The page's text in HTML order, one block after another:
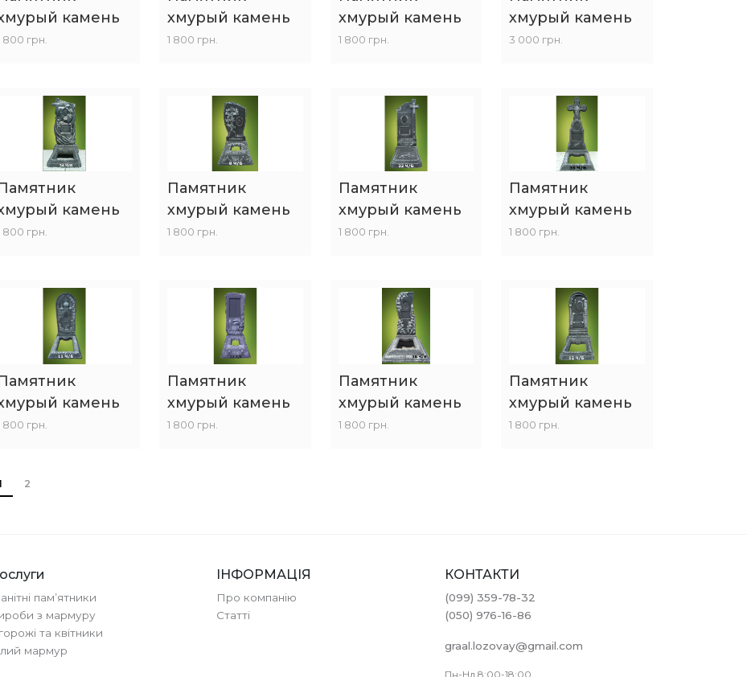
камень
800 грн.
хмурый камень
1 800 грн.
хмурый камень
1 800 грн.
хмурый камень
3 000 грн.
камень
800 грн.
Памятник
хмурый камень
1 800 грн.
Памятник
хмурый камень
1 800 грн.
Памятник
хмурый камень
1 800 грн.
камень
800 грн.
Памятник
хмурый камень
1 800 грн.
Памятник
хмурый камень
1 800 грн.
Памятник
хмурый камень
1 800 грн.
2
памʼятники
з мармуру
та квітники
мармур
ІНФОРМАЦІЯ
Про компанію
Cтатті
КОНТАКТИ
(099) 359-78-32
(050) 976-16-86
graal.lozovay@gmail.com
Пн-Нд 8:00-18:00